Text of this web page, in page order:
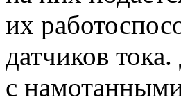
их
датчиков
с